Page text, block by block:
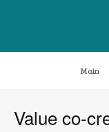
Main
Value co-